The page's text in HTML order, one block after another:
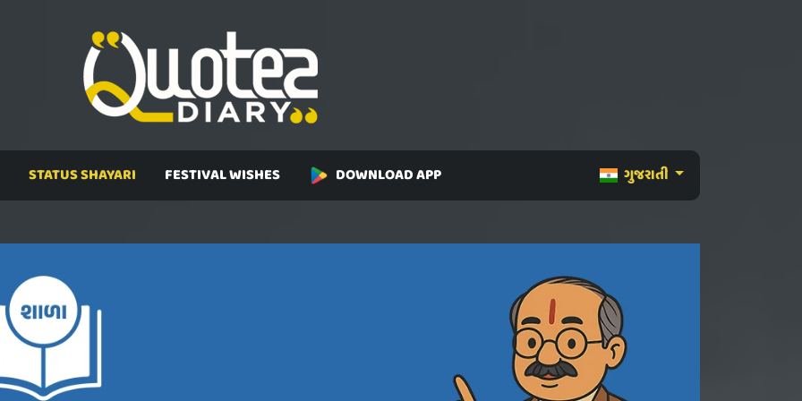
ગુજરાતી
STATUS SHAYARI FESTIVAL WISHES DOWNLOAD APP